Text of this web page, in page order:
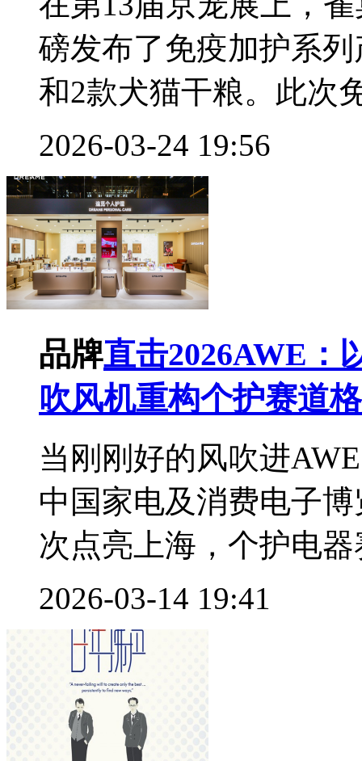
磅发布了免疫加护系
和2款犬猫干粮。此次
2026-03-24 19:56
品牌直击2026AWE：
吹风机重构个护赛道
当刚刚好的风吹进
中国家电及消费电子
次点亮上海，个护电
2026-03-14 19:41